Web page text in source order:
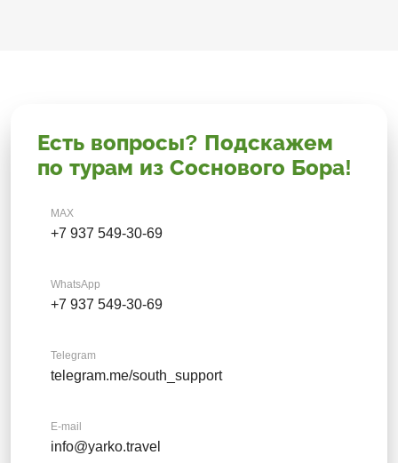
Есть вопросы? Подскажем
по турам из Соснового Бора!
MAX
+7 937 549-30-69
WhatsApp
+7 937 549-30-69
Telegram
telegram.me/south_support
E-mail
info@yarko.travel